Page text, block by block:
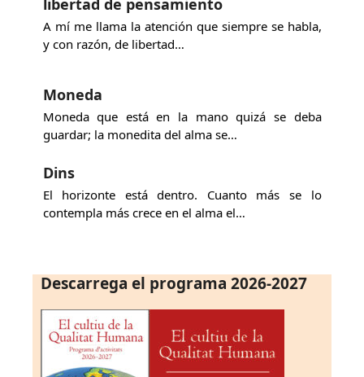
A mí me llama la atención que siempre se habla,
y con razón, de libertad…
Moneda
Moneda que está en la mano quizá se deba
guardar; la monedita del alma se…
Dins
El horizonte está dentro. Cuanto más se lo
contempla más crece en el alma el…
Descarrega el programa 2026-2027